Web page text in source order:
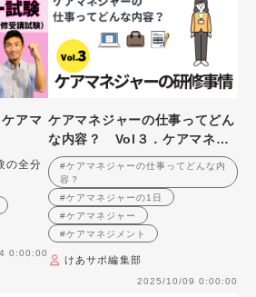
アマ
の全分
0:00:00
ケアマネジャーの仕事ってどん
な内容？ Vol３．ケアマネジ
ャーの研修事情
#ケアマネジャーの仕事ってどんな内
容？
#ケアマネジャーの1日
#ケアマネジャー
#ケアマネジメント
けあサポ編集部
2025/10/09 0:00:00